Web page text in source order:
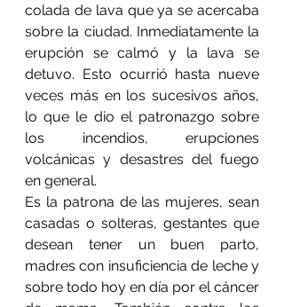
colada de lava que ya se acercaba
sobre la ciudad. Inmediatamente la
erupción se calmó y la lava se
detuvo. Esto ocurrió hasta nueve
veces más en los sucesivos años,
lo que le dio el patronazgo sobre
los incendios, erupciones
volcánicas y desastres del fuego
en general.
Es la patrona de las mujeres, sean
casadas o solteras, gestantes que
desean tener un buen parto,
madres con insuficiencia de leche y
sobre todo hoy en día por el cáncer